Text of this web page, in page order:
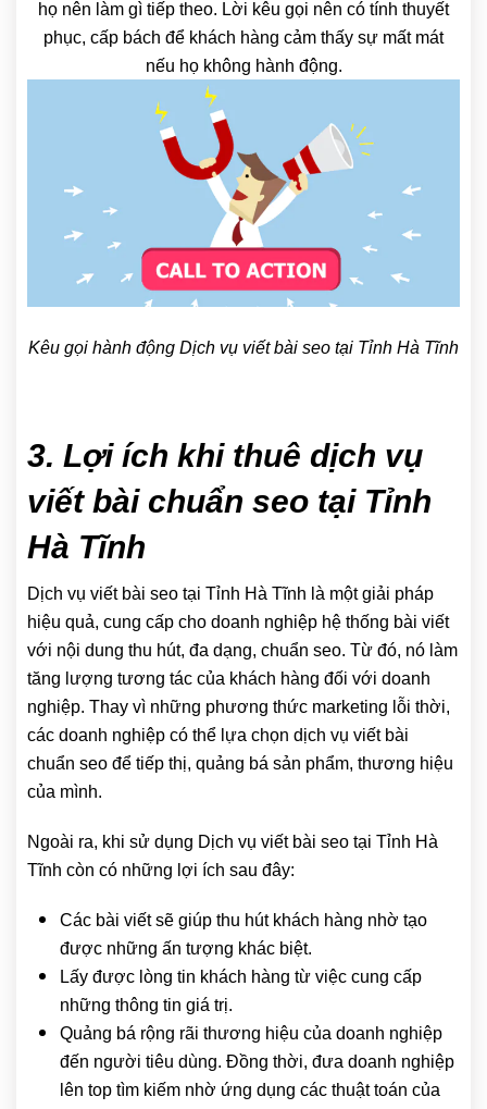
họ nên làm gì tiếp theo. Lời kêu gọi nên có tính thuyết
phục, cấp bách để khách hàng cảm thấy sự mất mát
nếu họ không hành động.
Kêu gọi hành động Dịch vụ viết bài seo tại Tỉnh Hà Tĩnh
3. Lợi ích khi thuê dịch vụ
viết bài chuẩn seo tại Tỉnh
Hà Tĩnh
Dịch vụ viết bài seo tại Tỉnh Hà Tĩnh là một giải pháp
hiệu quả, cung cấp cho doanh nghiệp hệ thống bài viết
với nội dung thu hút, đa dạng, chuẩn seo. Từ đó, nó làm
tăng lượng tương tác của khách hàng đối với doanh
nghiệp. Thay vì những phương thức marketing lỗi thời,
các doanh nghiệp có thể lựa chọn dịch vụ viết bài
chuẩn seo để tiếp thị, quảng bá sản phẩm, thương hiệu
của mình.
Ngoài ra, khi sử dụng Dịch vụ viết bài seo tại Tỉnh Hà
Tĩnh còn có những lợi ích sau đây:
Các bài viết sẽ giúp thu hút khách hàng nhờ tạo
được những ấn tượng khác biệt.
Lấy được lòng tin khách hàng từ việc cung cấp
những thông tin giá trị.
Quảng bá rộng rãi thương hiệu của doanh nghiệp
đến người tiêu dùng. Đồng thời, đưa doanh nghiệp
lên top tìm kiếm nhờ ứng dụng các thuật toán của